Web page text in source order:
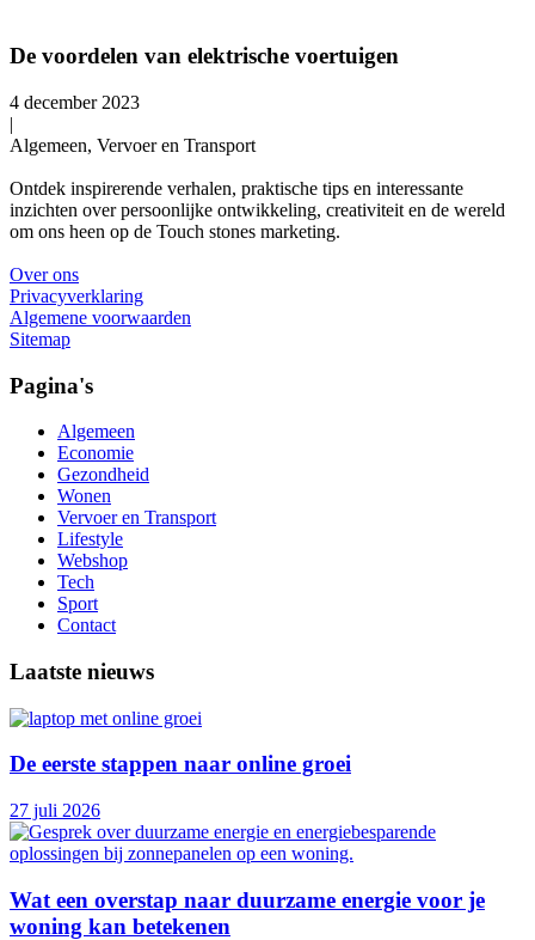
De voordelen van elektrische voertuigen
4 december 2023
|
Algemeen, Vervoer en Transport
Ontdek inspirerende verhalen, praktische tips en interessante
inzichten over persoonlijke ontwikkeling, creativiteit en de wereld
om ons heen op de Touch stones marketing.
Over ons
Privacyverklaring
Algemene voorwaarden
Sitemap
Pagina's
Algemeen
Economie
Gezondheid
Wonen
Vervoer en Transport
Lifestyle
Webshop
Tech
Sport
Contact
Laatste nieuws
De eerste stappen naar online groei
27 juli 2026
Wat een overstap naar duurzame energie voor je
woning kan betekenen